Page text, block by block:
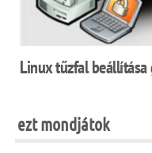
Linux tűzfal
ezt mondjátok